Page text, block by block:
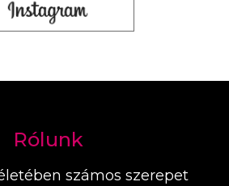
Rólunk
számos szerepet